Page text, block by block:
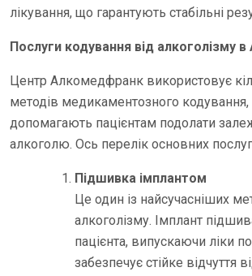
лікування, що гарантують стабільні
Послуги кодування від алкоголізму
Центр Алкомедфранк використовує
методів медикаментозного
допомагають пацієнтам подолати
алкоголю. Ось перелік основних
Підшивка імплантом
Це один із найсучасніших
алкоголізму. Імплант
пацієнта, випускаючи ліки
забезпечує стійке відчуття